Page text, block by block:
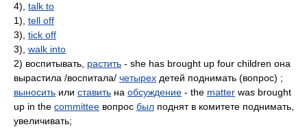
4), talk to
1), tell off
3), tick off
3), walk into
2) воспитывать, растить - she has brought up four children она
вырастила /воспитала/ четырех детей поднимать (вопрос) ;
выносить или ставить на обсуждение - the matter was brought
up in the committee вопрос был поднят в комитете поднимать,
увеличивать;